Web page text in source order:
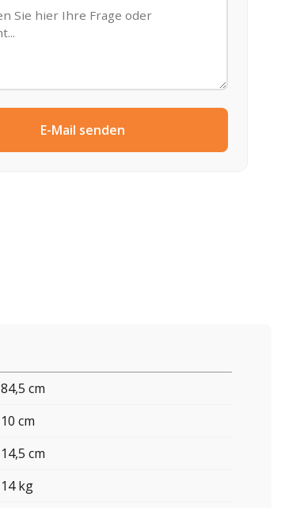
E-Mail senden
84,5 cm
10 cm
14,5 cm
14 kg